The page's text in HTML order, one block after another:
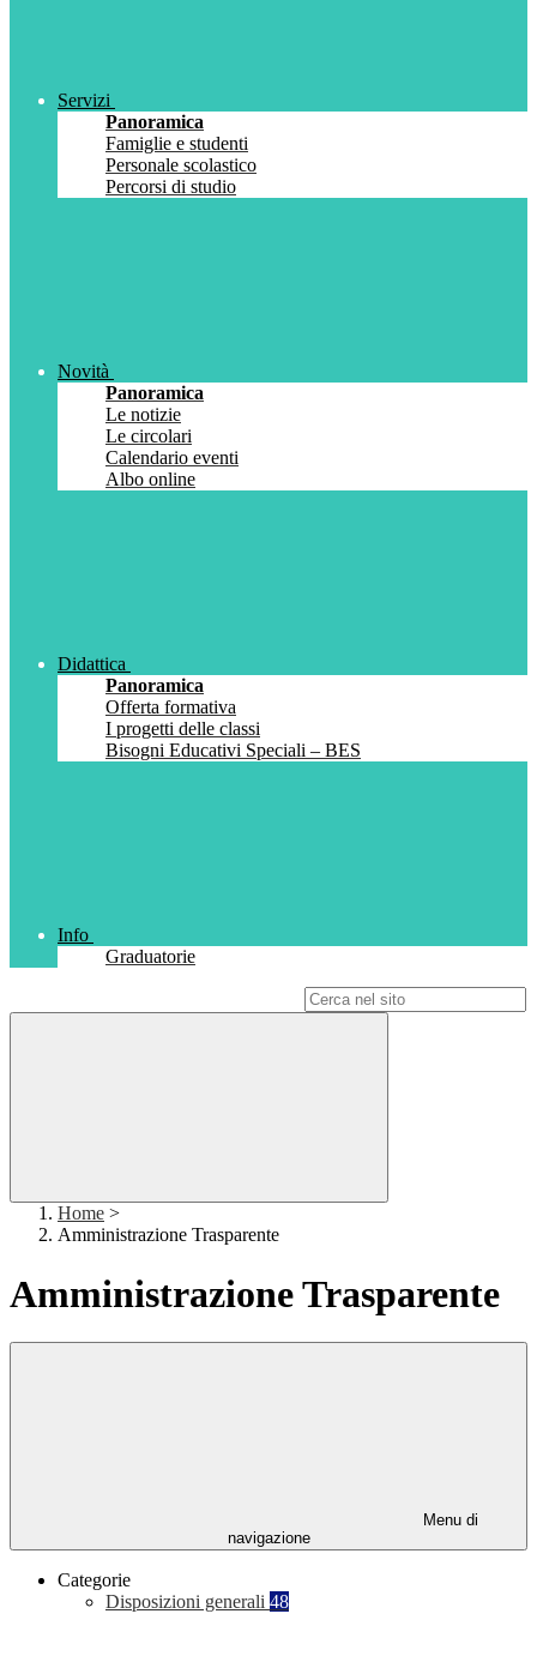
Servizi
Panoramica
Famiglie e studenti
Personale scolastico
Percorsi di studio
Novità
Panoramica
Le notizie
Le circolari
Calendario eventi
Albo online
Didattica
Panoramica
Offerta formativa
I progetti delle classi
Bisogni Educativi Speciali – BES
Info
Graduatorie
Home >
Amministrazione Trasparente
Amministrazione Trasparente
Menu di
navigazione
Categorie
Disposizioni generali 48